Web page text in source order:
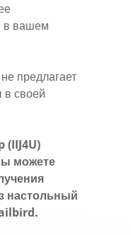
в вашем
предлагает
в своей
можете
настольный